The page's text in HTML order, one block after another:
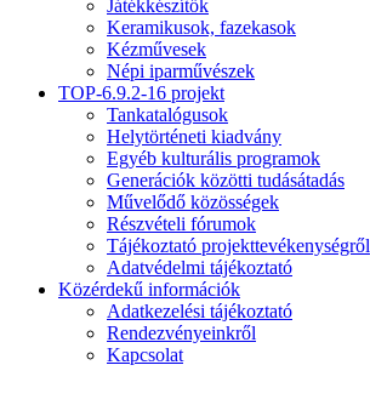
Játékkészítők
Keramikusok, fazekasok
Kézművesek
Népi iparművészek
TOP-6.9.2-16 projekt
Tankatalógusok
Helytörténeti kiadvány
Egyéb kulturális programok
Generációk közötti tudásátadás
Művelődő közösségek
Részvételi fórumok
Tájékoztató projekttevékenységről
Adatvédelmi tájékoztató
Közérdekű információk
Adatkezelési tájékoztató
Rendezvényeinkről
Kapcsolat